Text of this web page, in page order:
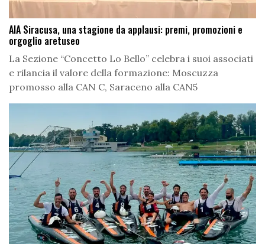
AIA Siracusa, una stagione da applausi: premi, promozioni e
orgoglio aretuseo
La Sezione “Concetto Lo Bello” celebra i suoi associati
e rilancia il valore della formazione: Moscuzza
promosso alla CAN C, Saraceno alla CAN5